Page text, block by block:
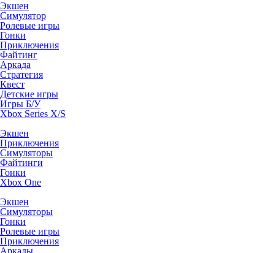
Экшен
Симулятор
Ролевые игры
Гонки
Приключения
Файтинг
Аркада
Стратегия
Квест
Детские игры
Игры Б/У
Xbox Series X/S
Экшен
Приключения
Симуляторы
Файтинги
Гонки
Xbox One
Экшен
Симуляторы
Гонки
Ролевые игры
Приключения
Аркады